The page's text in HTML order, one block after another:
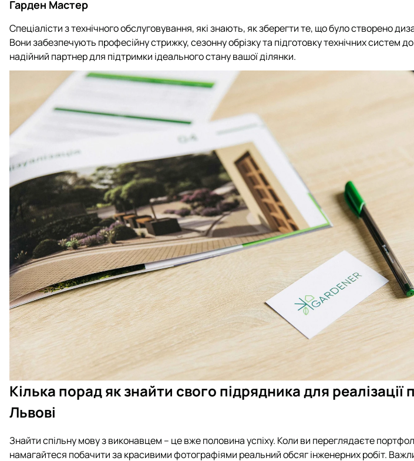
Гарден Мастер
Спеціалісти з технічного обслуговування, які знають, як зберегти те, що було створено
Вони забезпечують професійну стрижку, сезонну обрізку та підготовку технічних систем
надійний партнер для підтримки ідеального стану вашої ділянки.
Кілька порад як знайти свого підрядника для реалізації
Львові
Знайти спільну мову з виконавцем – це вже половина успіху. Коли ви переглядаєте
намагайтеся побачити за красивими фотографіями реальний обсяг інженерних робіт.